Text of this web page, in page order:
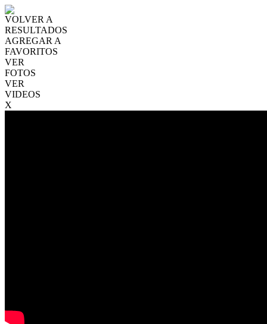
VOLVER A
RESULTADOS
AGREGAR A
FAVORITOS
VER
FOTOS
VER
VIDEOS
X